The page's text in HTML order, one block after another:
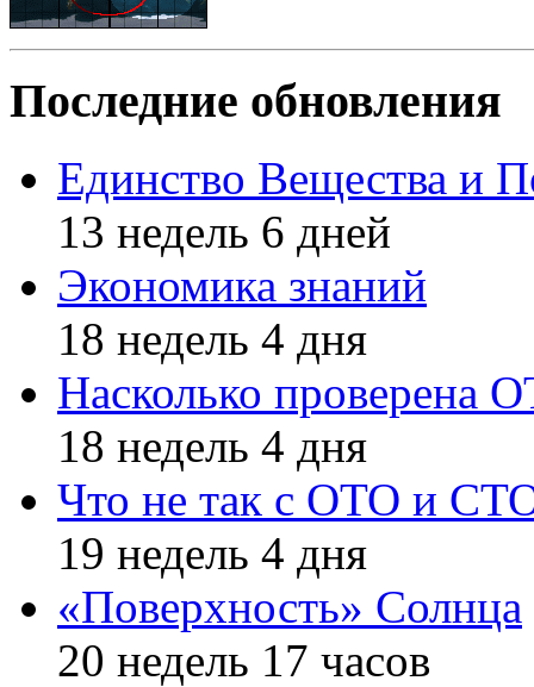
Последние обновления
Единство Вещества и
13 недель 6 дней
Экономика знаний
18 недель 4 дня
Насколько проверена
18 недель 4 дня
Что не так с ОТО и
19 недель 4 дня
«Поверхность» Солнца
20 недель 17 часов